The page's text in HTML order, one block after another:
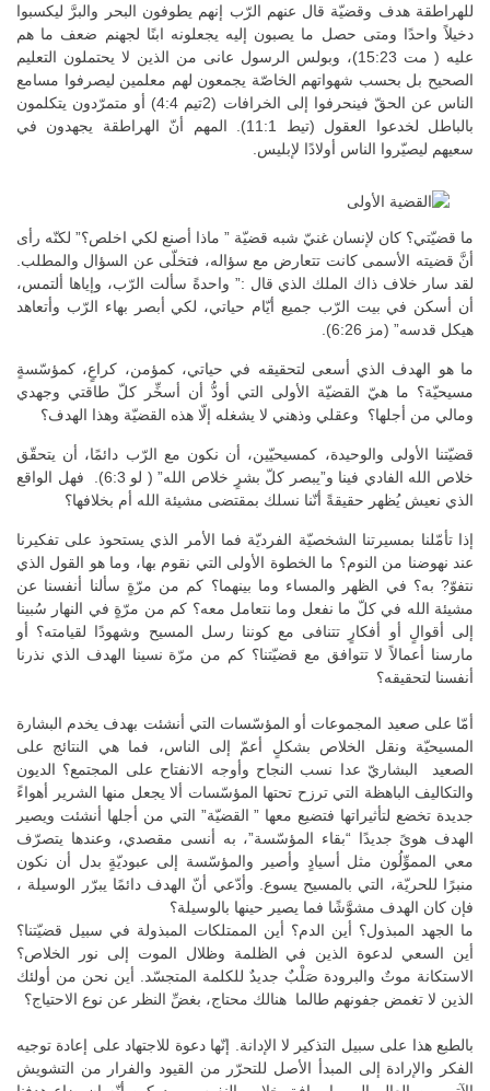
للهراطقة هدف وقضيّة قال عنهم الرّب إنهم يطوفون البحر والبرَّ ليكسبوا
دخيلاً واحدًا ومتى حصل ما يصبون إليه يجعلونه ابنًا لجهنم ضعف ما هم
عليه ( مت 15:23)، وبولس الرسول عانى من الذين لا يحتملون التعليم
الصحيح بل بحسب شهواتهم الخاصّة يجمعون لهم معلمين ليصرفوا مسامع
الناس عن الحقّ فينحرفوا إلى الخرافات (2تيم 4:4) أو متمرّدون يتكلمون
بالباطل لخدعوا العقول (تيط 11:1). المهم أنّ الهراطقة يجهدون في
سعيهم ليصيّروا الناس أولادًا لإبليس.
ما قضيّتي؟ كان لإنسان غنيّ شبه قضيّة ” ماذا أصنع لكي اخلص؟” لكنّه رأى
أنَّ قضيته الأسمى كانت تتعارض مع سؤاله، فتخلّى عن السؤال والمطلب.
لقد سار خلاف ذاك الملك الذي قال :” واحدةً سألت الرّب، وإياها ألتمس،
أن أسكن في بيت الرّب جميع أيّام حياتي، لكي أبصر بهاء الرّب وأتعاهد
هيكل قدسه” (مز 6:26).
ما هو الهدف الذي أسعى لتحقيقه في حياتي، كمؤمن، كراعٍ، كمؤسّسةٍ
مسيحيّة؟ ما هيّ القضيّة الأولى التي أودُّ أن أسخِّر كلّ طاقتي وجهدي
ومالي من أجلها؟ وعقلي وذهني لا يشغله إلّا هذه القضيّة وهذا الهدف؟
قضيّتنا الأولى والوحيدة، كمسيحيّين، أن نكون مع الرّب دائمًا، أن يتحقّق
خلاص الله الفادي فينا و”يبصر كلّ بشرٍ خلاص الله” ( لو 6:3). فهل الواقع
الذي نعيش يُظهر حقيقةً أنّنا نسلك بمقتضى مشيئة الله أم بخلافها؟
إذا تأمّلنا بمسيرتنا الشخصيّة الفرديّة فما الأمر الذي يستحوذ على تفكيرنا
عند نهوضنا من النوم؟ ما الخطوة الأولى التي نقوم بها، وما هو القول الذي
نتفوّ? به؟ في الظهر والمساء وما بينهما؟ كم من مرّةٍ سألنا أنفسنا عن
مشيئة الله في كلّ ما نفعل وما نتعامل معه؟ كم من مرّةٍ في النهار سُبينا
إلى أقوالٍ أو أفكارٍ تتنافى مع كوننا رسل المسيح وشهودًا لقيامته؟ أو
مارسنا أعمالاً لا تتوافق مع قضيّتنا؟ كم من مرّة نسينا الهدف الذي نذرنا
أنفسنا لتحقيقه؟
أمّا على صعيد المجموعات أو المؤسّسات التي أنشئت بهدف يخدم البشارة
المسيحيّة ونقل الخلاص بشكلٍ أعمّ إلى الناس، فما هي النتائج على
الصعيد البشاريّ عدا نسب النجاح وأوجه الانفتاح على المجتمع؟ الديون
والتكاليف الباهظة التي ترزح تحتها المؤسّسات ألا يجعل منها الشرير أهواءً
جديدة تخضع لتأثيراتها فتضيع معها ” القضيّة” التي من أجلها أنشئت ويصير
الهدف هوىً جديدًا “بقاء المؤسّسة”، به أنسى مقصدي، وعندها يتصرّف
معي المموِّلُون مثل أسيادٍ وأصير والمؤسّسة إلى عبوديّةٍ بدل أن نكون
منبرًا للحريّة، التي بالمسيح يسوع. وأدّعي أنّ الهدف دائمًا يبرّر الوسيلة ،
فإن كان الهدف مشوَّشًا فما يصير حينها بالوسيلة؟
ما الجهد المبذول؟ أين الدم؟ أين الممتلكات المبذولة في سبيل قضيّتنا؟
أين السعي لدعوة الذين في الظلمة وظلال الموت إلى نور الخلاص؟
الاستكانة موتٌ والبرودة صَلْبٌ جديدٌ للكلمة المتجسّد. أين نحن من أولئك
الذين لا تغمض جفونهم طالما هنالك محتاج، بغضِّ النظر عن نوع الاحتياج؟
بالطبع هذا على سبيل التذكير لا الإدانة. إنّها دعوة للاجتهاد على إعادة توجيه
الفكر والإرادة إلى المبدأ الأصل للتحرّر من القيود والفرار من التشويش